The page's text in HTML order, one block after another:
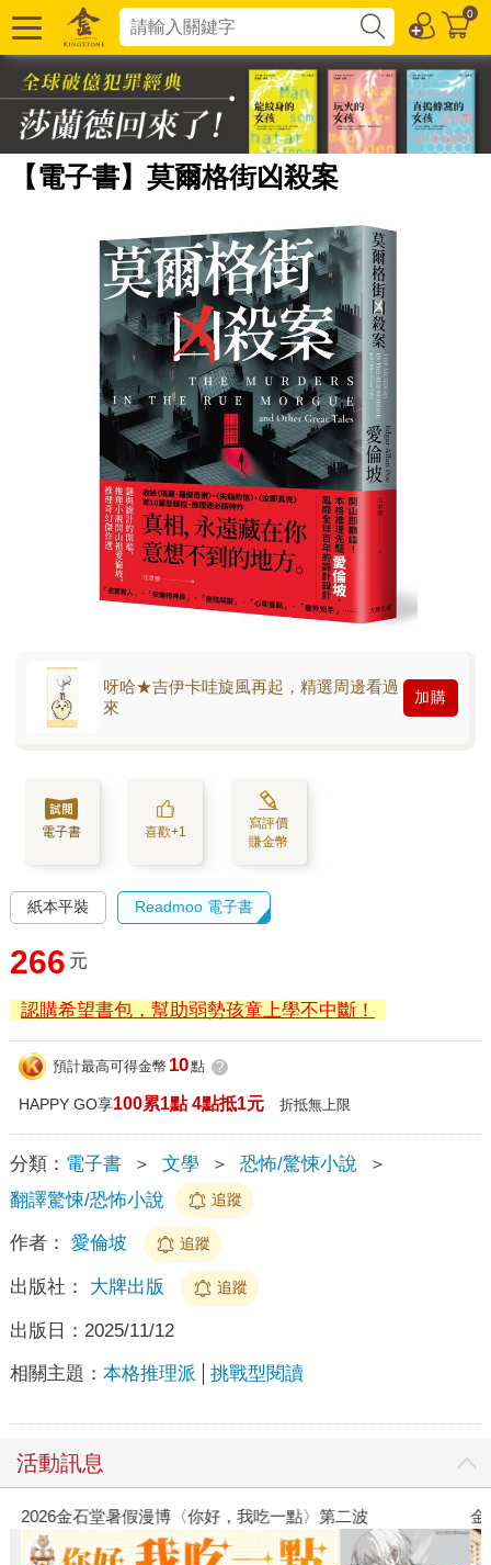
0
【電子書】莫爾格街凶殺案
呀哈★吉伊卡哇旋風再起，精選周邊看過
來
加購
電子書 喜歡+1
寫評價
賺金幣
紙本平裝 Readmoo 電子書
266 元
認購希望書包，幫助弱勢孩童上學不中斷！
預計最高可得金幣 10點 ?
HAPPY GO享100累1點 4點抵1元 折抵無上限
分類： 電子書 ＞ 文學 ＞ 恐怖/驚悚小說
＞
翻譯驚悚/恐怖小說
追蹤
作者： 愛倫坡 追蹤
出版社： 大牌出版 追蹤
出版日： 2025/11/12
相關主題： 本格推理派 挑戰型閱讀
活動訊息
2026金石堂暑假漫博〈你好，我吃一點〉第二波 金